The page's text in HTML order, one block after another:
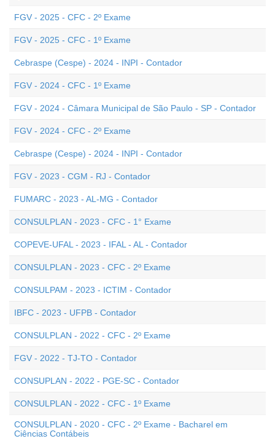
FGV - 2025 - CFC - 2º Exame
FGV - 2025 - CFC - 1º Exame
Cebraspe (Cespe) - 2024 - INPI - Contador
FGV - 2024 - CFC - 1º Exame
FGV - 2024 - Câmara Municipal de São Paulo - SP - Contador
FGV - 2024 - CFC - 2º Exame
Cebraspe (Cespe) - 2024 - INPI - Contador
FGV - 2023 - CGM - RJ - Contador
FUMARC - 2023 - AL-MG - Contador
CONSULPLAN - 2023 - CFC - 1° Exame
COPEVE-UFAL - 2023 - IFAL - AL - Contador
CONSULPLAN - 2023 - CFC - 2º Exame
CONSULPAM - 2023 - ICTIM - Contador
IBFC - 2023 - UFPB - Contador
CONSULPLAN - 2022 - CFC - 2º Exame
FGV - 2022 - TJ-TO - Contador
CONSUPLAN - 2022 - PGE-SC - Contador
CONSULPLAN - 2022 - CFC - 1º Exame
CONSULPLAN - 2020 - CFC - 2º Exame - Bacharel em
Ciências Contábeis